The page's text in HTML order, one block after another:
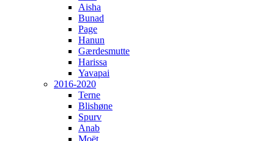
Aisha
Bunad
Page
Hanun
Gærdesmutte
Harissa
Yavapai
2016-2020
Terne
Blishøne
Spurv
Anab
Moët